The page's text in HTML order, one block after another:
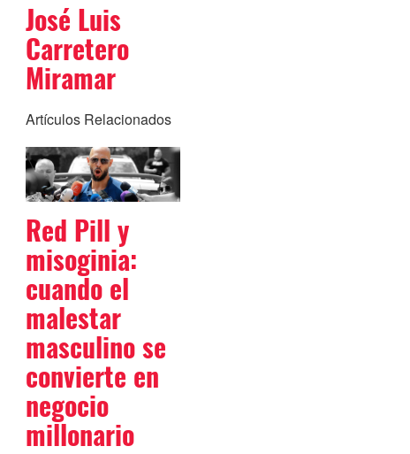
José Luis
Carretero
Miramar
Artículos Relacionados
Red Pill y
misoginia:
cuando el
malestar
masculino se
convierte en
negocio
millonario